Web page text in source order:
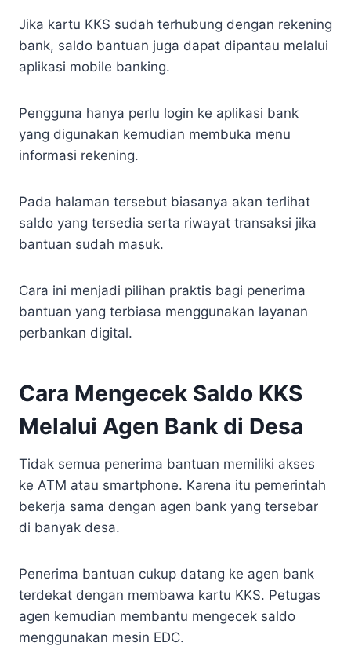
Jika kartu KKS sudah terhubung dengan rekening
bank, saldo bantuan juga dapat dipantau melalui
aplikasi mobile banking.
Pengguna hanya perlu login ke aplikasi bank
yang digunakan kemudian membuka menu
informasi rekening.
Pada halaman tersebut biasanya akan terlihat
saldo yang tersedia serta riwayat transaksi jika
bantuan sudah masuk.
Cara ini menjadi pilihan praktis bagi penerima
bantuan yang terbiasa menggunakan layanan
perbankan digital.
Cara Mengecek Saldo KKS
Melalui Agen Bank di Desa
Tidak semua penerima bantuan memiliki akses
ke ATM atau smartphone. Karena itu pemerintah
bekerja sama dengan agen bank yang tersebar
di banyak desa.
Penerima bantuan cukup datang ke agen bank
terdekat dengan membawa kartu KKS. Petugas
agen kemudian membantu mengecek saldo
menggunakan mesin EDC.